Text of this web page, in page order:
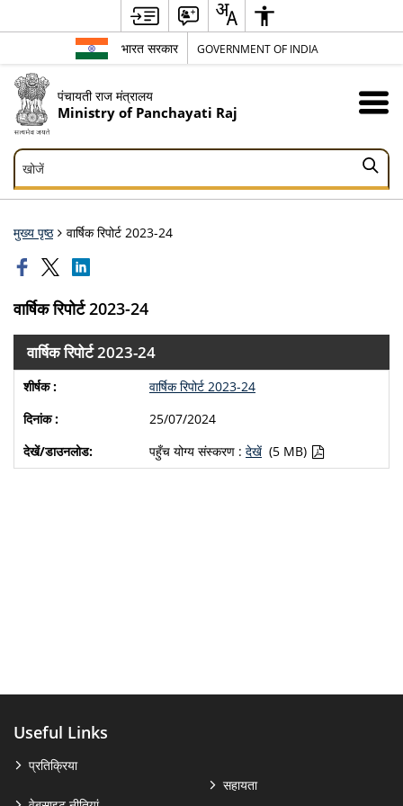
भारत सरकार GOVERNMENT OF INDIA
पंचायती राज मंत्रालय
Ministry of Panchayati Raj
खोजें
खोजें
मुख्य पृष्ठ वार्षिक रिपोर्ट 2023-24
वार्षिक रिपोर्ट 2023-24
वार्षिक रिपोर्ट 2023-24
वार्षिक रिपोर्ट 2023-24
25/07/2024
पहुँच योग्य संस्करण : देखें (5 MB)
Useful Links
प्रतिक्रिया
सहायता